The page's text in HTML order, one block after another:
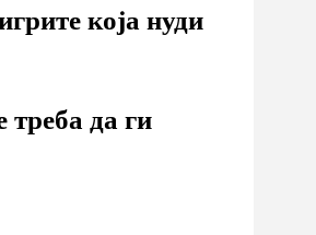
која нуди
треба да ги